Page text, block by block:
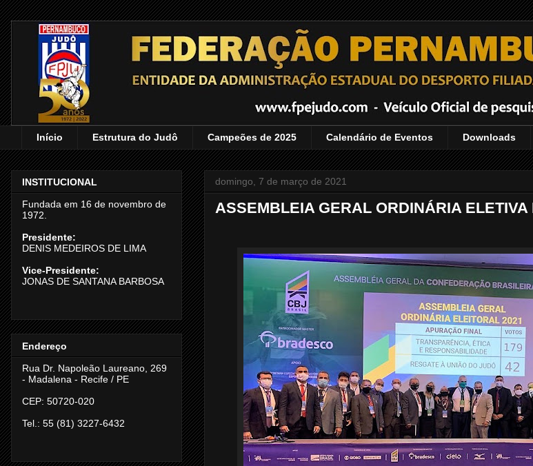
Início Estrutura do Judô Campeões de 2025 Calendário de Eventos Downloads
domingo, 7 de março de 2021
ASSEMBLEIA GERAL ORDINÁRIA ELETIVA
INSTITUCIONAL
Fundada em 16 de novembro de
1972.
Presidente:
DENIS MEDEIROS DE LIMA
Vice-Presidente:
JONAS DE SANTANA BARBOSA
Endereço
Rua Dr. Napoleão Laureano, 269
- Madalena - Recife / PE
CEP: 50720-020
Tel.: 55 (81) 3227-6432